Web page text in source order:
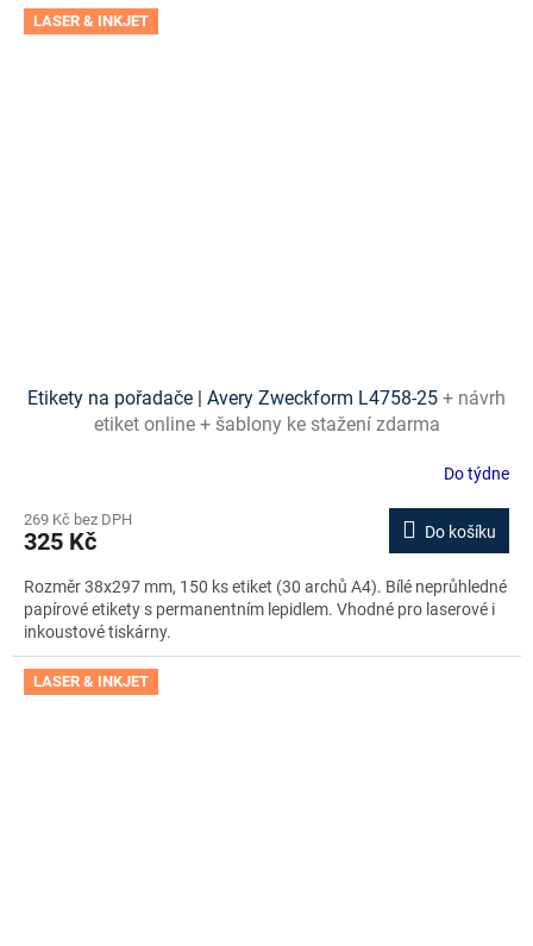
LASER & INKJET
Etikety na pořadače | Avery Zweckform L4758-25 + návrh
etiket online + šablony ke stažení zdarma
Do týdne
269 Kč bez DPH
325 Kč Do košíku
Rozměr 38x297 mm, 150 ks etiket (30 archů A4). Bílé neprůhledné
papírové etikety s permanentním lepidlem. Vhodné pro laserové i
inkoustové tiskárny.
LASER & INKJET